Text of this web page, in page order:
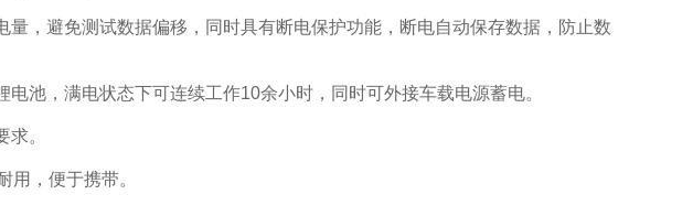
，避免测试数据偏移，同时具有断电保护功能，断电自动保存数据，防止数
，满电状态下可连续工作10余小时，同时可外接车载电源蓄电。
。
，便于携带。